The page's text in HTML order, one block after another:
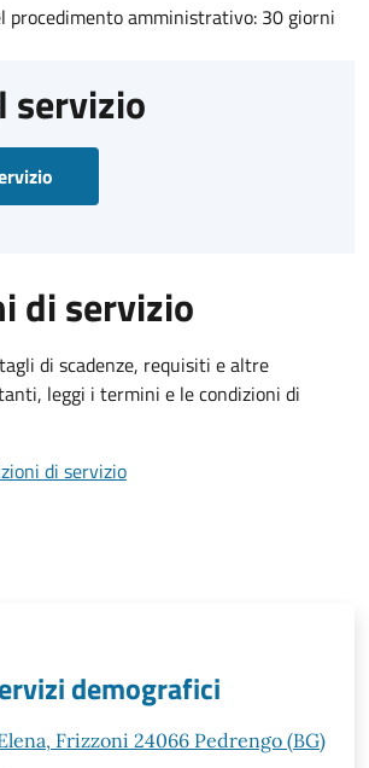
procedimento amministrativo: 30 giorni
servizio
di servizio
di scadenze, requisiti e altre
leggi i termini e le condizioni di
di servizio
demografici
Frizzoni 24066 Pedrengo (BG)